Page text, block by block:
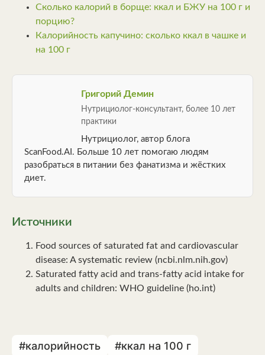
Сколько калорий в борще: ккал и БЖУ на 100 г и
порцию?
Калорийность капучино: сколько ккал в чашке и
на 100 г
Григорий Демин
Нутрициолог-консультант, более 10 лет
практики
Нутрициолог, автор блога
ScanFood.AI. Больше 10 лет помогаю людям
разобраться в питании без фанатизма и жёстких
диет.
Источники
Food sources of saturated fat and cardiovascular
disease: A systematic review (ncbi.nlm.nih.gov)
Saturated fatty acid and trans-fatty acid intake for
adults and children: WHO guideline (ho.int)
#калорийность #ккал на 100 г